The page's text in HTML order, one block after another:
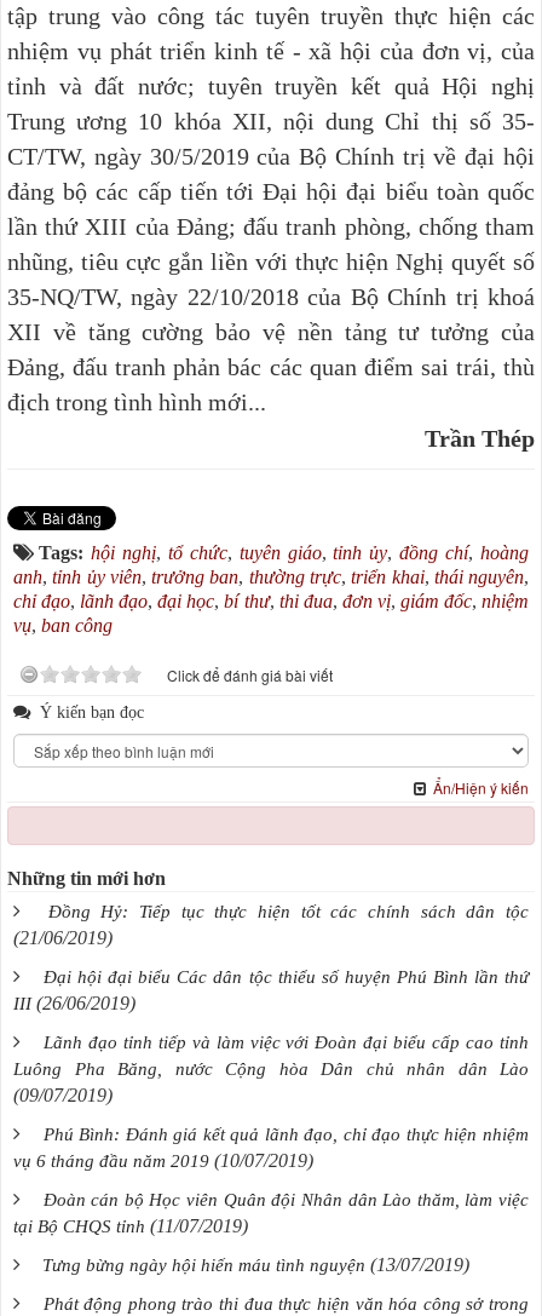
tập trung vào công tác tuyên truyền thực hiện các
nhiệm vụ phát triển kinh tế - xã hội của đơn vị, của
tỉnh và đất nước; tuyên truyền kết quả Hội nghị
Trung ương 10 khóa XII, nội dung Chỉ thị số 35-
CT/TW, ngày 30/5/2019 của Bộ Chính trị về đại hội
đảng bộ các cấp tiến tới Đại hội đại biểu toàn quốc
lần thứ XIII của Đảng; đấu tranh phòng, chống tham
nhũng, tiêu cực gắn liền với thực hiện Nghị quyết số
35-NQ/TW, ngày 22/10/2018 của Bộ Chính trị khoá
XII về tăng cường bảo vệ nền tảng tư tưởng của
Đảng, đấu tranh phản bác các quan điểm sai trái, thù
địch trong tình hình mới...
Trần Thép
Tags: hội nghị, tổ chức, tuyên giáo,tỉnh ủy,đồng chí,hoàng
anh,tỉnh ủy viên,trưởng ban, thường trực,triển khai, thái nguyên,
chỉ đạo, lãnh đạo,đại học,bí thư, thi đua, đơn vị, giám đốc,nhiệm
vụ, ban công
Click để đánh giá bài viết
Ý kiến bạn đọc
Ẩn/Hiện ý kiến
Những tin mới hơn
Đồng Hỷ: Tiếp tục thực hiện tốt các chính sách dân tộc
(21/06/2019)
Đại hội đại biểu Các dân tộc thiểu số huyện Phú Bình lần thứ
III (26/06/2019)
Lãnh đạo tỉnh tiếp và làm việc với Đoàn đại biểu cấp cao tỉnh
Luông Pha Băng, nước Cộng hòa Dân chủ nhân dân Lào
(09/07/2019)
Phú Bình: Đánh giá kết quả lãnh đạo, chỉ đạo thực hiện nhiệm
vụ 6 tháng đầu năm 2019 (10/07/2019)
Đoàn cán bộ Học viên Quân đội Nhân dân Lào thăm, làm việc
tại Bộ CHQS tỉnh (11/07/2019)
Tưng bừng ngày hội hiến máu tình nguyện (13/07/2019)
Phát động phong trào thi đua thực hiện văn hóa công sở trong